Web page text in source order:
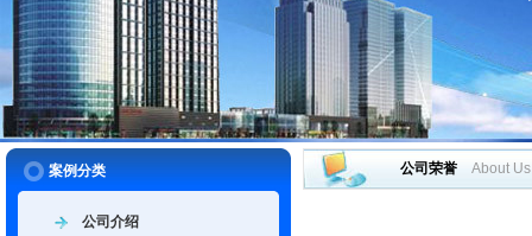
案例分类
公司介绍
公司荣誉 About Us